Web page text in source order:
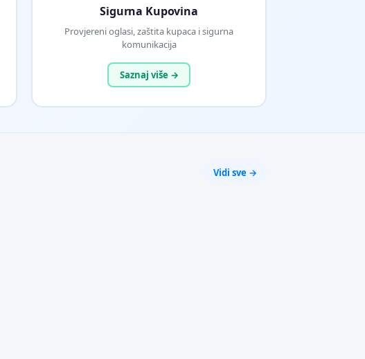
Sigurna Kupovina
Provjereni oglasi, zaštita kupaca i sigurna
komunikacija
Saznaj više →
Vidi sve →